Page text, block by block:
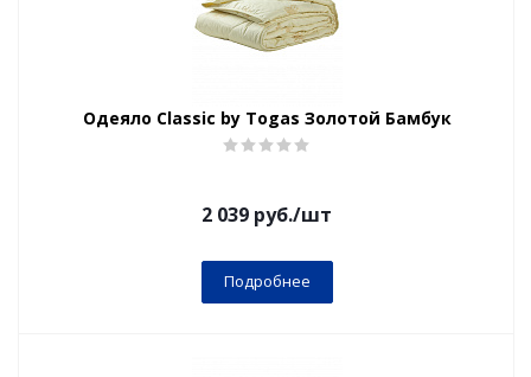
Одеяло Classic by Togas Золотой Бамбук
2 039 руб./шт
Подробнее